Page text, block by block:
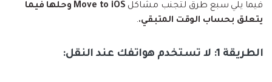
فيما يلي سبع طرق لتجنب مشاكل
Move to iOS وحلها فيما
يتعلق بحساب الوقت المتبقي..
الطريقة 1: لا تستخدم هواتفك عند النقل: